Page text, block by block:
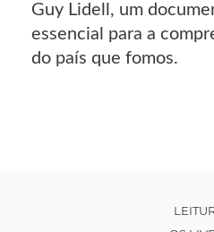
Guy Lidell, um
essencial para a
do país que fomos.